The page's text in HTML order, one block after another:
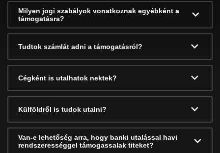
Milyen jogi szabályok vonatkoznak egyébként a
támogatásra?
Tudtok számlát adni a támogatásról?
Cégként is utalhatok nektek?
Külföldről is tudok utalni?
Van-e lehetőség arra, hogy banki utalással havi
rendszerességgel támogassalak titeket?